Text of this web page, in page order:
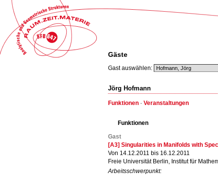
Gäste
Gast auswählen:
Jörg Hofmann
Funktionen · Veranstaltungen
Funktionen
Gast
[A3] Singularities in Manifolds with
Von 14.12.2011 bis 16.12.2011
Freie Universität Berlin, Institut für
Arbeitsschwerpunkt: